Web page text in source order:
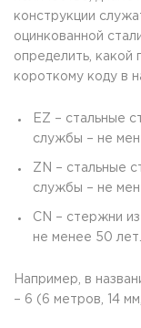
конструкции
оцинкованной
определить, какой
короткому коду в
EZ – стальные
службы – не
ZN – стальные
службы – не
CN – стержни
не менее 50 лет.
Например, в
– 6 (6 метров, 14